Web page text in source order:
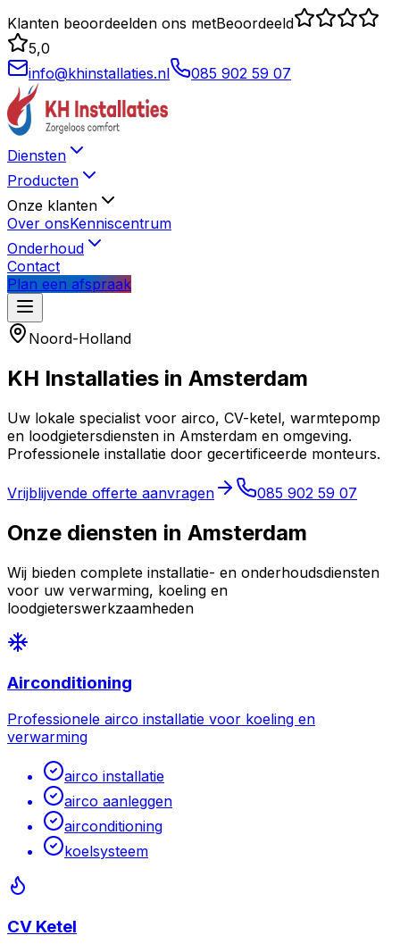
Klanten beoordeelden ons metBeoordeeld
5,0
info@khinstallaties.nl
085 902 59 07
Diensten
Producten
Onze klanten
Over onsKenniscentrum
Onderhoud
Contact
Plan een afspraak
Noord-Holland
KH Installaties in Amsterdam
Uw lokale specialist voor airco, CV-ketel, warmtepomp
en loodgietersdiensten in Amsterdam en omgeving.
Professionele installatie door gecertificeerde monteurs.
Vrijblijvende offerte aanvragen 085 902 59 07
Onze diensten in Amsterdam
Wij bieden complete installatie- en onderhoudsdiensten
voor uw verwarming, koeling en
loodgieterswerkzaamheden
Airconditioning
Professionele airco installatie voor koeling en
verwarming
airco installatie
airco aanleggen
airconditioning
koelsysteem
CV Ketel